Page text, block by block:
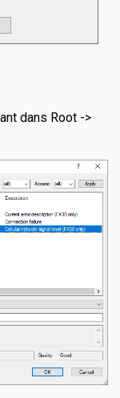
dans Root ->